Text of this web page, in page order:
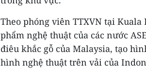
Theo phóng viên TTXVN tại
phẩm nghệ thuật của các nước
điêu khắc gỗ của Malaysia, tạo
hình nghệ thuật trên vải của